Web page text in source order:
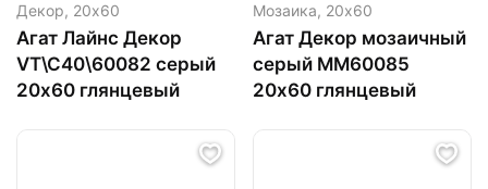
Декор, 20х60
Агат Лайнс Декор
VT\C40\60082 серый
20х60 глянцевый
Мозаика, 20х60
Агат Декор мозаичный
серый ММ60085
20х60 глянцевый